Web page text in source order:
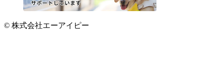
© 株式会社エーアイピー